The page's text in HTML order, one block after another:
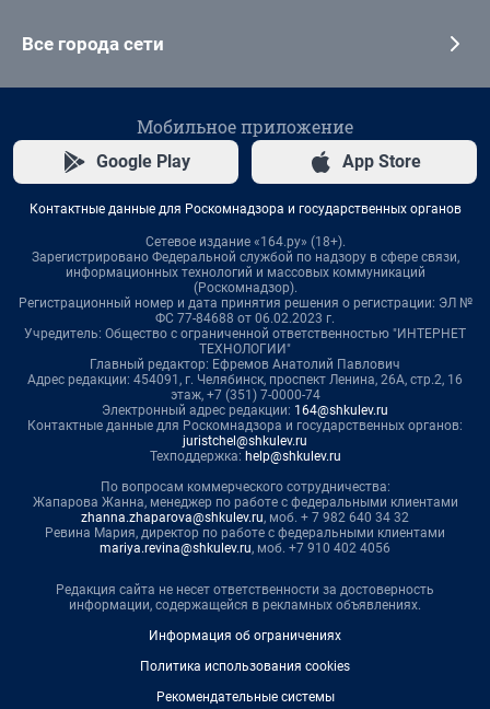
Все города сети
Мобильное приложение
Google Play App Store
Контактные данные для Роскомнадзора и государственных органов
Сетевое издание «164.ру» (18+).
Зарегистрировано Федеральной службой по надзору в сфере связи,
информационных технологий и массовых коммуникаций
(Роскомнадзор).
Регистрационный номер и дата принятия решения о регистрации: ЭЛ №
ФС 77-84688 от 06.02.2023 г.
Учредитель: Общество с ограниченной ответственностью "ИНТЕРНЕТ
ТЕХНОЛОГИИ"
Главный редактор: Ефремов Анатолий Павлович
Адрес редакции: 454091, г. Челябинск, проспект Ленина, 26А, стр.2, 16
этаж, +7 (351) 7-0000-74
Электронный адрес редакции: 164@shkulev.ru
Контактные данные для Роскомнадзора и государственных органов:
juristchel@shkulev.ru
Техподдержка: help@shkulev.ru
По вопросам коммерческого сотрудничества:
Жапарова Жанна, менеджер по работе с федеральными клиентами
zhanna.zhaparova@shkulev.ru, моб. + 7 982 640 34 32
Ревина Мария, директор по работе с федеральными клиентами
mariya.revina@shkulev.ru, моб. +7 910 402 4056
Редакция сайта не несет ответственности за достоверность
информации, содержащейся в рекламных объявлениях.
Информация об ограничениях
Политика использования cookies
Рекомендательные системы